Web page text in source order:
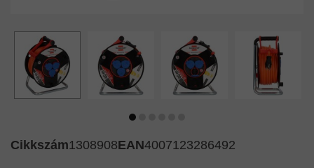
Cikkszám1308908EAN4007123286492